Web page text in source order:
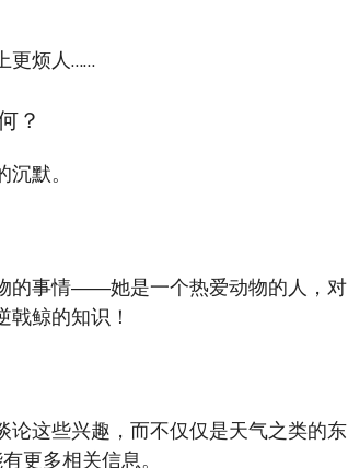
更烦人……
？
默。
的事情——她是一个热爱动物的人，对
鲸的知识！
这些兴趣，而不仅仅是天气之类的东
更多相关信息。